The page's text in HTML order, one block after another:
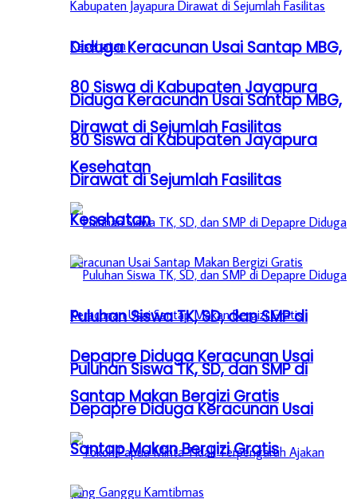
Diduga Keracunan Usai Santap MBG,
80 Siswa di Kabupaten Jayapura
Dirawat di Sejumlah Fasilitas
Kesehatan
Puluhan Siswa TK, SD, dan SMP di
Depapre Diduga Keracunan Usai
Santap Makan Bergizi Gratis
Diduga Keracunan Usai Santap MBG,
80 Siswa di Kabupaten Jayapura
Dirawat di Sejumlah Fasilitas
Kesehatan
Puluhan Siswa TK, SD, dan SMP di
Depapre Diduga Keracunan Usai
Santap Makan Bergizi Gratis